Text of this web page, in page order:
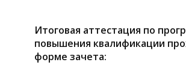
Итоговая аттестация по
повышения квалификации
форме зачета: